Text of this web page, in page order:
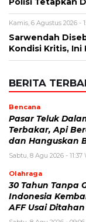
Polisi Tetapkan
Kamis, 6 Agustus 2026 -
Sarwendah
Kondisi Kritis, Ini
BERITA
Bencana
Pasar Teluk
Terbakar, Api
dan Hanguskan
Sabtu, 8 Agu 2026 - 11:37
Olahraga
30 Tahun Tanpa
Indonesia
AFF Usai